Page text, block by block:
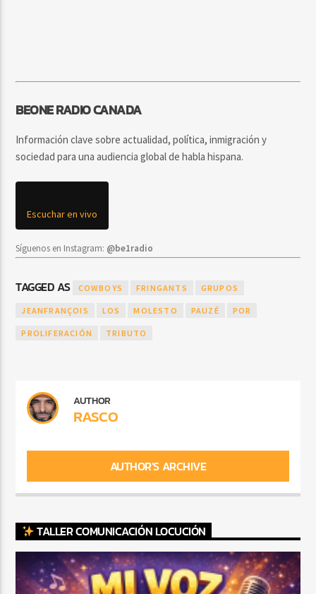
BEONE RADIO CANADA
Información clave sobre actualidad, política, inmigración y
sociedad para una audiencia global de habla hispana.
Escuchar en vivo
Síguenos en Instagram: @be1radio
TAGGED AS COWBOYS FRINGANTS GRUPOS
JEANFRANÇOIS LOS MOLESTO PAUZÉ POR
PROLIFERACIÓN TRIBUTO
AUTHOR
RASCO
AUTHOR'S ARCHIVE
TALLER COMUNICACIÓN LOCUCIÓN